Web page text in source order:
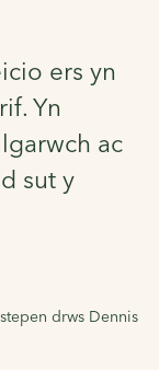
ers yn
Yn
ac
sut y
drws Dennis